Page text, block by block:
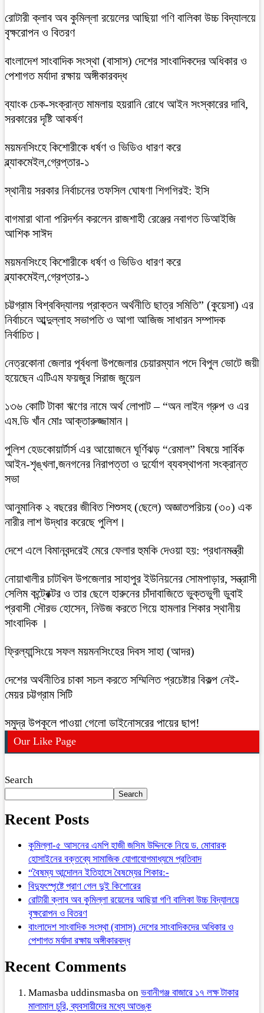
রোটারী ক্লাব অব কুমিল্লা রয়েলের আছিয়া গণি বালিকা উচ্চ বিদ্যালয়ে
বৃক্ষরোপন ও বিতরণ
বাংলাদেশ সাংবাদিক সংস্থা (বাসাস) দেশের সাংবাদিকদের অধিকার ও
পেশাগত মর্যাদা রক্ষায় অঙ্গীকারবদ্ধ
ব্যাংক চেক-সংক্রান্ত মামলায় হয়রানি রোধে আইন সংস্কারের দাবি,
সরকারের দৃষ্টি আকর্ষণ
ময়মনসিংহে কিশোরীকে ধর্ষণ ও ভিডিও ধারণ করে
ব্ল্যাকমেইল,গ্রেপ্তার-১
স্থানীয় সরকার নির্বাচনের তফসিল ঘোষণা শিগগিরই: ইসি
বাগমারা থানা পরিদর্শন করলেন রাজশাহী রেঞ্জের নবাগত ডিআইজি
আশিক সাঈদ
ময়মনসিংহে কিশোরীকে ধর্ষণ ও ভিডিও ধারণ করে
ব্ল্যাকমেইল,গ্রেপ্তার-১
চট্টগ্রাম বিশ্ববিদ্যালয় প্রাক্তন অর্থনীতি ছাত্র সমিতি” (কুয়েসা) এর
নির্বাচনে আব্দুল্লাহ সভাপতি ও আগা আজিজ সাধারন সম্পাদক
নির্বাচিত।
নেত্রকোনা জেলার পূর্বধলা উপজেলার চেয়ারম্যান পদে বিপুল ভোটে জয়ী
হয়েছেন এটিএম ফয়জুর সিরাজ জুয়েল
১৩৬ কোটি টাকা ঋণের নামে অর্থ লোপাট – “অন লাইন গ্রুপ ও এর
এম.ডি খাঁন মোঃ আক্তারুজ্জামান।
পুলিশ হেডকোয়ার্টার্স এর আয়োজনে ঘূর্ণিঝড় “রেমাল” বিষয়ে সার্বিক
আইন-শৃঙ্খলা,জনগনের নিরাপত্তা ও দুর্যোগ ব্যবস্থাপনা সংক্রান্ত
সভা
আনুমানিক ২ বছরের জীবিত শিশুসহ (ছেলে) অজ্ঞাতপরিচয় (৩০) এক
নারীর লাশ উদ্ধার করেছে পুলিশ।
দেশে এলে বিমানবন্দরেই মেরে ফেলার হুমকি দেওয়া হয়: প্রধানমন্ত্রী
নোয়াখালীর চাটখিল উপজেলার সাহাপুর ইউনিয়নের সোমপাড়ার, সন্ত্রাসী
সেলিম কন্ট্রেক্টর ও তার ছেলে হারুনের চাঁদাবাজিতে ভুক্তভুগী ডুবাই
প্রবাসী সৌরভ হোসেন, নিউজ করতে গিয়ে হামলার শিকার স্থানীয়
সাংবাদিক ।
ফ্রিল্যান্সিংয়ে সফল ময়মনসিংহের দিবস সাহা (আদর)
দেশের অর্থনীতির চাকা সচল করতে সম্মিলিত প্রচেষ্টার বিকল্প নেই-
মেয়র চট্টগ্রাম সিটি
সমুদ্র উপকূলে পাওয়া গেলো ডাইনোসরের পায়ের ছাপ!
Our Like Page
Search
Search
Recent Posts
কুমিল্লা-৫ আসনের এমপি হাজী জসিম উদ্দিনকে নিয়ে ড. মোবারক
হোসাইনের বক্তব্যে সামাজিক যোগাযোগমাধ্যমে প্রতিবাদ
“বৈষম্য আন্দোলন ইতিহাসে বৈষম্যের শিকার:-
বিদ্যুৎস্পৃষ্টে প্রাণ গেল দুই কিশোরের
রোটারী ক্লাব অব কুমিল্লা রয়েলের আছিয়া গণি বালিকা উচ্চ বিদ্যালয়ে
বৃক্ষরোপন ও বিতরণ
বাংলাদেশ সাংবাদিক সংস্থা (বাসাস) দেশের সাংবাদিকদের অধিকার ও
পেশাগত মর্যাদা রক্ষায় অঙ্গীকারবদ্ধ
Recent Comments
Mamasba uddinsmasba on ভবানীগঞ্জ বাজারে ১৭ লক্ষ টাকার
মালামাল চুরি, ব্যবসায়ীদের মধ্যে আতঙ্ক